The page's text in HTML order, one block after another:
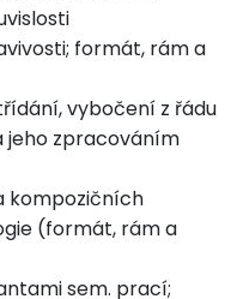
formát, rám a
vybočení z řádu
jeho zpracováním
kompozičních
(formát, rám a
sem. prací;